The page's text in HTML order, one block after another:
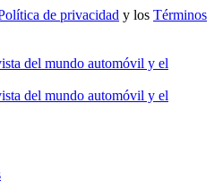
de privacidad y los Términos